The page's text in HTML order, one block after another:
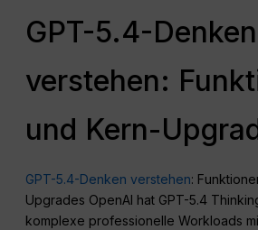
GPT-5.4-Denken
verstehen:
und Kern-
GPT-5.4-Denken verstehen:
Upgrades OpenAI hat GPT-5.4
komplexe professionelle Workloads